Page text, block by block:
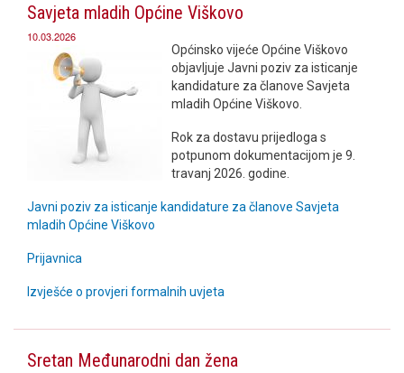
Savjeta mladih Općine Viškovo
10.03.2026
Općinsko vijeće Općine Viškovo
objavljuje Javni poziv za isticanje
kandidature za članove Savjeta
mladih Općine Viškovo.
Rok za dostavu prijedloga s
potpunom dokumentacijom je 9.
travanj 2026. godine.
Javni poziv za isticanje kandidature za članove Savjeta
mladih Općine Viškovo
Prijavnica
Izvješće o provjeri formalnih uvjeta
Sretan Međunarodni dan žena